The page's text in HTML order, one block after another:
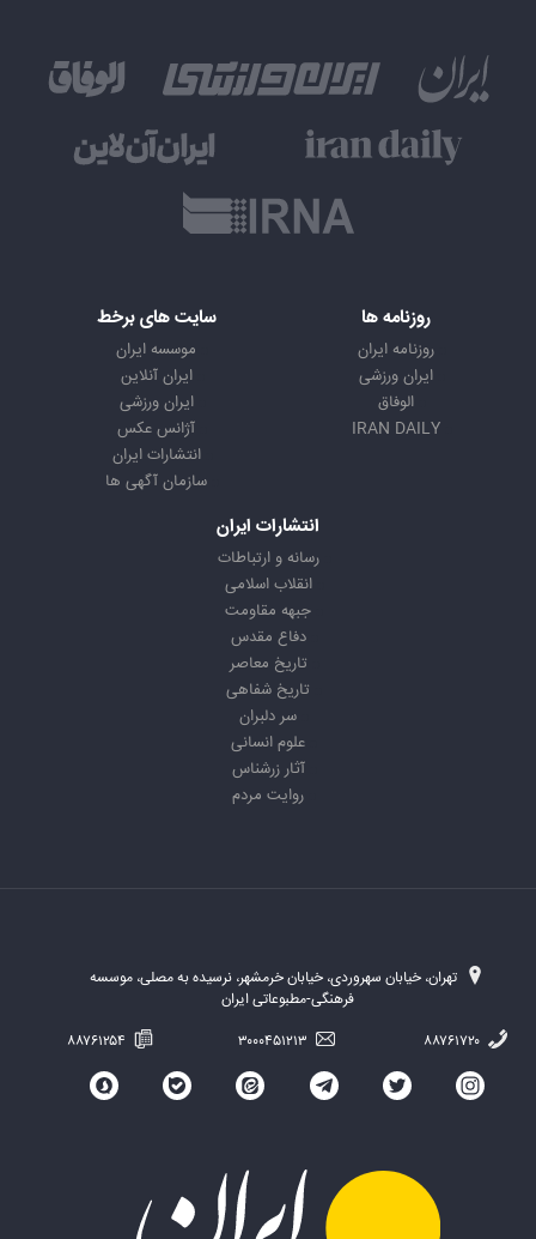
روزنامه ها
روزنامه ایران
ایران ورزشی
الوفاق
IRAN DAILY
سایت های برخط
موسسه ایران
ایران آنلاین
ایران ورزشی
آژانس عکس
انتشارات ایران
سازمان آگهی ها
انتشارات ایران
رسانه و ارتباطات
انقلاب اسلامی
جبهه مقاومت
دفاع مقدس
تاریخ معاصر
تاریخ شفاهی
سر دلبران
علوم انسانی
آثار زرشناس
روایت مردم
تهران، خیابان سهروردی، خیابان خرمشهر، نرسیده به مصلی، موسسه
فرهنگی-مطبوعاتی ایران